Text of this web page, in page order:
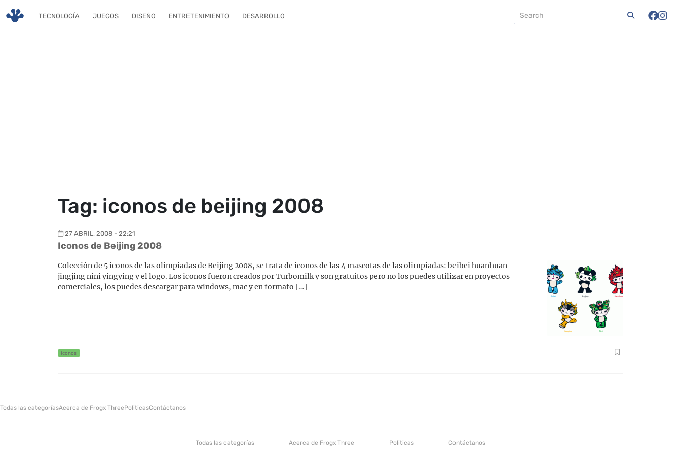
TECNOLOGÍA JUEGOS DISEÑO ENTRETENIMIENTO DESARROLLO
Tag: iconos de beijing 2008
27 ABRIL, 2008 - 22:21
Iconos de Beijing 2008
Colección de 5 iconos de las olimpiadas de Beijing 2008, se trata de iconos de las 4 mascotas de las olimpiadas: beibei huanhuan
jingjing nini yingying y el logo. Los iconos fueron creados por Turbomilk y son gratuitos pero no los puedes utilizar en proyectos
comerciales, los puedes descargar para windows, mac y en formato […]
Iconos
Todas las categoríasAcerca de Frogx ThreePoliticasContáctanos
Todas las categorías Acerca de Frogx Three Politicas Contáctanos